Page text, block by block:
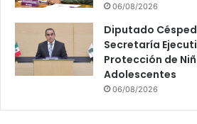
06/08/2026
Diputado
Secretaría
Protección de
Adolescentes
06/08/2026